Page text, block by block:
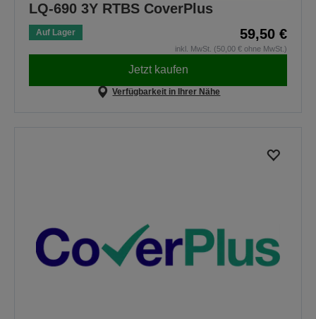
LQ-690 3Y RTBS CoverPlus
Auf Lager 59,50 €
inkl. MwSt. (50,00 € ohne MwSt.)
Jetzt kaufen
Verfügbarkeit in Ihrer Nähe